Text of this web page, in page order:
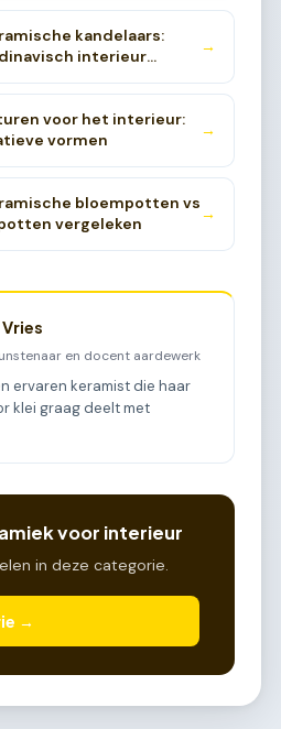
kandelaars:
interieur
→
voor het interieur:
vormen
→
bloempotten vs
vergeleken
→
en docent aardewerk
ervaren keramist die haar
klei graag deelt met
voor interieur
in deze categorie.
→